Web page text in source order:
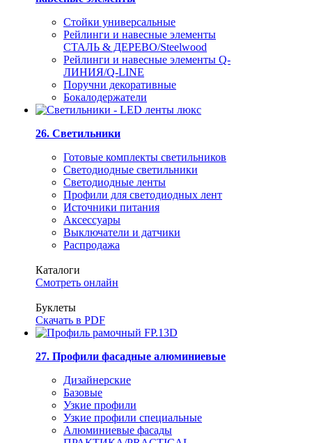
Стойки универсальные
Рейлинги и навесные элементы
СТАЛЬ & ДЕРЕВО/Steelwood
Рейлинги и навесные элементы Q-
ЛИНИЯ/Q-LINE
Поручни декоративные
Бокалодержатели
26. Светильники
Готовые комплекты светильников
Светодиодные светильники
Светодиодные ленты
Профили для светодиодных лент
Источники питания
Аксессуары
Выключатели и датчики
Распродажа
Каталоги
Смотреть онлайн
Буклеты
Скачать в PDF
27. Профили фасадные алюминиевые
Дизайнерские
Базовые
Узкие профили
Узкие профили специальные
Алюминиевые фасады